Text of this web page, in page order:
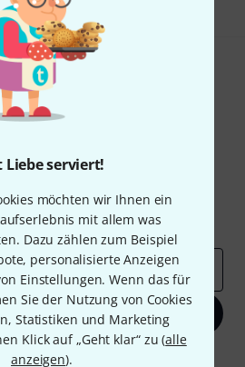
Liebe serviert!
möchten wir Ihnen ein
mit allem was
Dazu zählen zum Beispiel
personalisierte Anzeigen
Einstellungen. Wenn das für
Sie der Nutzung von Cookies
Statistiken und Marketing
Klick auf „Geht klar“ zu (alle
anzeigen).
Newsletter
Newsletter und gewinne mit
50 Gutscheinenüber jeweils
Deals Thomann Insights
anmelden
stimmen Sie dem Erhalt von E-Mail-